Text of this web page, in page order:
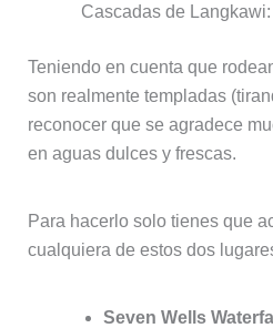
Cascadas de Langkawi:
Teniendo en cuenta que
son realmente templadas
reconocer que se agradece
en aguas dulces y frescas.
Para hacerlo solo tienes que
cualquiera de estos dos
Seven Wells Waterfall